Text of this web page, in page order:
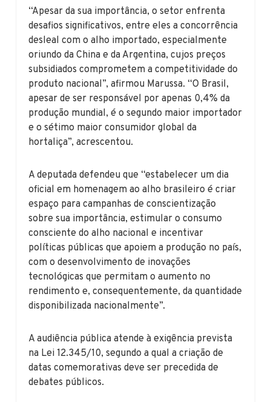
“Apesar da sua importância, o setor enfrenta
desafios significativos, entre eles a concorrência
desleal com o alho importado, especialmente
oriundo da China e da Argentina, cujos preços
subsidiados comprometem a competitividade do
produto nacional”, afirmou Marussa. “O Brasil,
apesar de ser responsável por apenas 0,4% da
produção mundial, é o segundo maior importador
e o sétimo maior consumidor global da
hortaliça”, acrescentou.
A deputada defendeu que “estabelecer um dia
oficial em homenagem ao alho brasileiro é criar
espaço para campanhas de conscientização
sobre sua importância, estimular o consumo
consciente do alho nacional e incentivar
políticas públicas que apoiem a produção no país,
com o desenvolvimento de inovações
tecnológicas que permitam o aumento no
rendimento e, consequentemente, da quantidade
disponibilizada nacionalmente”.
A audiência pública atende à exigência prevista
na Lei 12.345/10, segundo a qual a criação de
datas comemorativas deve ser precedida de
debates públicos.